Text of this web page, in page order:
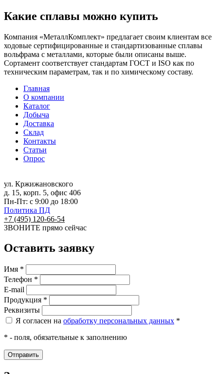
Какие сплавы можно купить
Компания «МеталлКомплект» предлагает своим клиентам все
ходовые сертифицированные и стандартизованные сплавы
вольфрама с металлами, которые были описаны выше.
Сортамент соответствует стандартам ГОСТ и ISO как по
техническим параметрам, так и по химическому составу.
Главная
О компании
Каталог
Добыча
Доставка
Склад
Контакты
Статьи
Опрос
ул. Кржижановского
д. 15, корп. 5, офис 406
Пн-Пт: с 9:00 до 18:00
Политика ПД
+7 (495) 120-66-54
ЗВОНИТЕ прямо сейчас
Оставить заявку
Имя *
Телефон *
E-mail
Продукция *
Реквизиты
Я согласен на обработку персональных данных *
* - поля, обязательные к заполнению